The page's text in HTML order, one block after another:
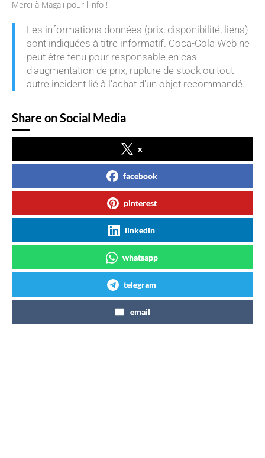
Merci à Magali pour l'info !
Les informations données (prix, disponibilité, liens)
sont indiquées à titre informatif. Coca-Cola Web ne
peut être tenu pour responsable en cas
d'augmentation de prix, rupture de stock ou tout
autre incident lié à l'achat d'un objet recommandé.
Share on Social Media
x
facebook
pinterest
linkedin
whatsapp
telegram
email